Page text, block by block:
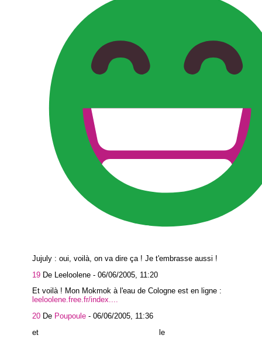
Jujuly : oui, voilà, on va dire ça ! Je t'embrasse aussi !
19 De Leeloolene - 06/06/2005, 11:20
Et voilà ! Mon Mokmok à l'eau de Cologne est en ligne :
leeloolene.free.fr/index....
20 De Poupoule - 06/06/2005, 11:36
et le